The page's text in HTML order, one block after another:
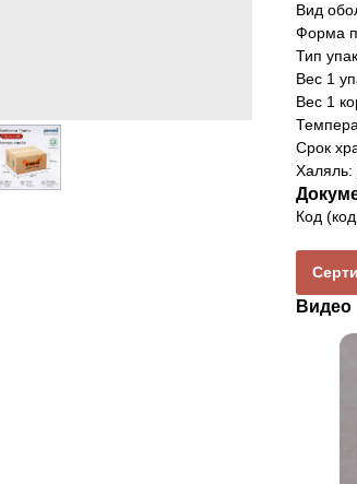
Вид
Форма
Тип
Вес 1
Вес 1
Срок
Халяль:
Код
Видео